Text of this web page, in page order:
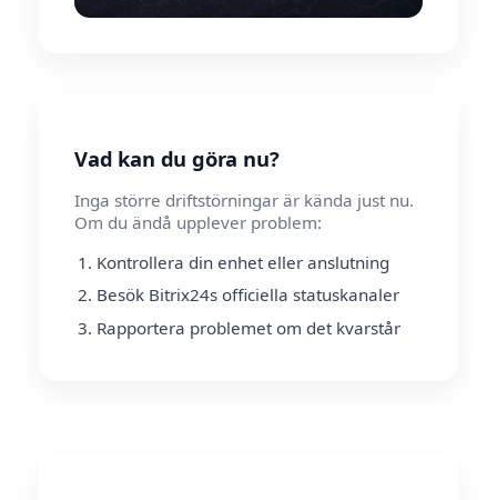
Vad kan du göra nu?
Inga större driftstörningar är kända just nu.
Om du ändå upplever problem:
Kontrollera din enhet eller anslutning
Besök Bitrix24s officiella statuskanaler
Rapportera problemet om det kvarstår